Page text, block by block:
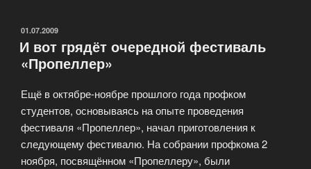
ОПУБЛИКОВАНО
01.07.2009
И вот грядёт очередной фестиваль
«Пропеллер»
Ещё в октябре-ноябре прошлого года профком
студентов, основываясь на опыте проведения
фестиваля «Пропеллер», начал приготовления к
следующему фестивалю. На собрании профкома 2
ноября, посвящённом «Пропеллеру», были